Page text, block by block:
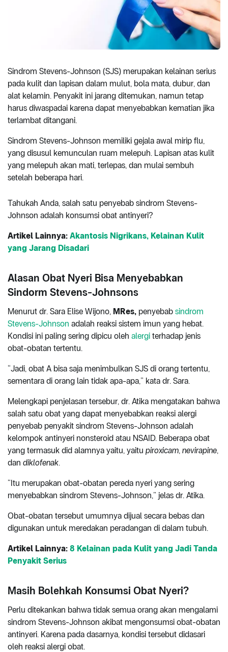
Sindrom Stevens-Johnson (SJS) merupakan kelainan serius
pada kulit dan lapisan dalam mulut, bola mata, dubur, dan
alat kelamin. Penyakit ini jarang ditemukan, namun tetap
harus diwaspadai karena dapat menyebabkan kematian jika
terlambat ditangani.
Sindrom Stevens-Johnson memiliki gejala awal mirip flu,
yang disusul kemunculan ruam melepuh. Lapisan atas kulit
yang melepuh akan mati, terlepas, dan mulai sembuh
setelah beberapa hari.
Tahukah Anda, salah satu penyebab sindrom Stevens-
Johnson adalah konsumsi obat antinyeri?
Artikel Lainnya: Akantosis Nigrikans, Kelainan Kulit
yang Jarang Disadari
Alasan Obat Nyeri Bisa Menyebabkan
Sindorm Stevens-Johnsons
Menurut dr. Sara Elise Wijono, MRes, penyebab sindrom
Stevens-Johnson adalah reaksi sistem imun yang hebat.
Kondisi ini paling sering dipicu oleh alergi terhadap jenis
obat-obatan tertentu.
“Jadi, obat A bisa saja menimbulkan SJS di orang tertentu,
sementara di orang lain tidak apa-apa,” kata dr. Sara.
Melengkapi penjelasan tersebur, dr. Atika mengatakan bahwa
salah satu obat yang dapat menyebabkan reaksi alergi
penyebab penyakit sindrom Stevens-Johnson adalah
kelompok antinyeri nonsteroid atau NSAID. Beberapa obat
yang termasuk did alamnya yaitu, yaitu piroxicam, nevirapine,
dan diklofenak.
“Itu merupakan obat-obatan pereda nyeri yang sering
menyebabkan sindrom Stevens-Johnson,” jelas dr. Atika.
Obat-obatan tersebut umumnya dijual secara bebas dan
digunakan untuk meredakan peradangan di dalam tubuh.
Artikel Lainnya: 8 Kelainan pada Kulit yang Jadi Tanda
Penyakit Serius
Masih Bolehkah Konsumsi Obat Nyeri?
Perlu ditekankan bahwa tidak semua orang akan mengalami
sindrom Stevens-Johnson akibat mengonsumsi obat-obatan
antinyeri. Karena pada dasarnya, kondisi tersebut didasari
oleh reaksi alergi obat.